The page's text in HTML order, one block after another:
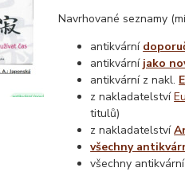
Navrhované seznamy
antikvární
antikvární jako
antikvární z nakl.
z nakladatelství
titulů)
z nakladatelství
všechny
všechny